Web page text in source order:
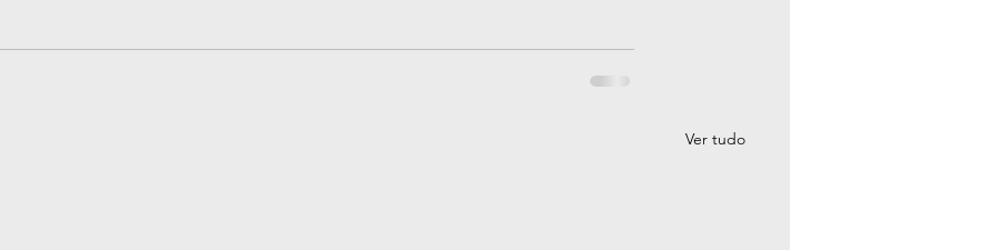
Ver tudo